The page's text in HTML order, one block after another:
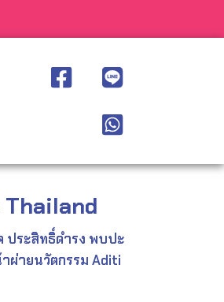
ประสิทธิ์ดำรง พบปะ
ผ่ายนวัตกรรม Aditi